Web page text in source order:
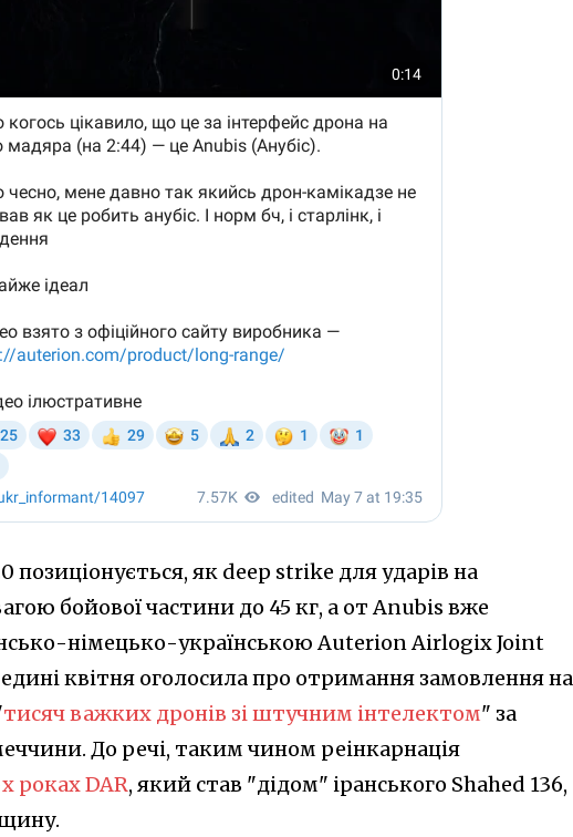
позиціонується, як deep strike для ударів на
бойової частини до 45 кг, а от Anubis вже
німецько-українською Auterion Airlogix Joint
квітня оголосила про отримання замовлення на
тисяч важких дронів зі штучним інтелектом" за
До речі, таким чином реінкарнація
роках DAR, який став "дідом" іранського Shahed 136,